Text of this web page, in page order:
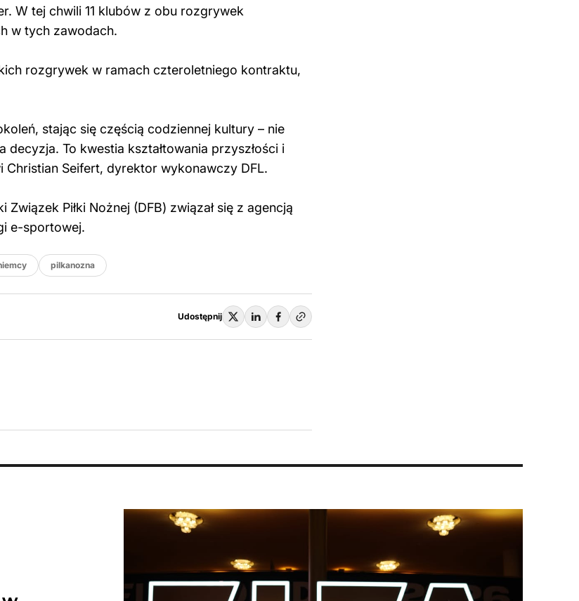
W tej chwili 11 klubów z obu rozgrywek
w tych zawodach.
rozgrywek w ramach czteroletniego kontraktu,
stając się częścią codziennej kultury – nie
To kwestia kształtowania przyszłości i
Seifert, dyrektor wykonawczy DFL.
Piłki Nożnej (DFB) związał się z agencją
e-sportowej.
pilkanozna
Udostępnij